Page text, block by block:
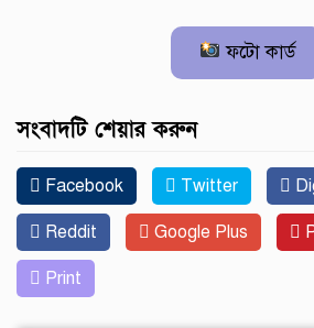
ফটো কার্ড
সংবাদটি শেয়ার করুন
Facebook Twitter
Reddit Google Plus
Print